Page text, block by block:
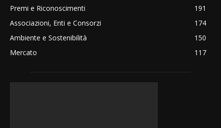
Premi e Riconoscimenti
191
Associazioni, Enti e Consorzi
174
Ambiente e Sostenibilità
150
Mercato
117